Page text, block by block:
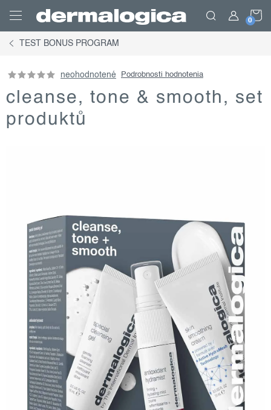
obsah
TEST BONUS PROGRAM
neohodnotené Podrobnosti hodnotenia
cleanse, tone & smooth, set
produktů